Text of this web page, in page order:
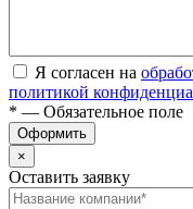
Я согласен на
политикой
* — Обязательное поле
Оформить
×
Оставить заявку